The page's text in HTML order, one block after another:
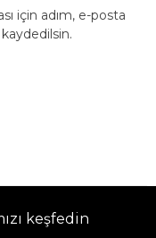
için adım, e-posta
keşfedin